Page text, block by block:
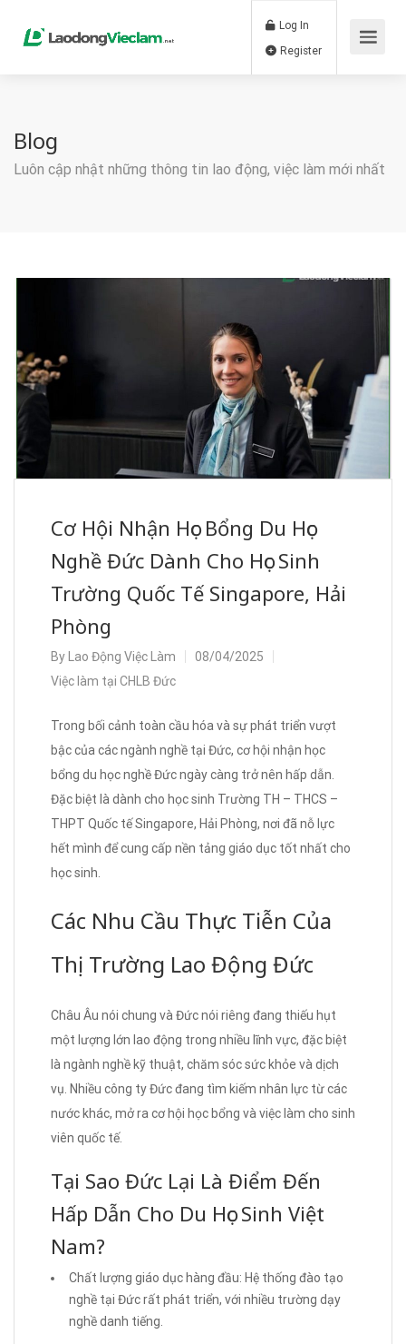
Log In
Blog
Luôn cập nhật những thông tin lao động, việc làm mới nhất
Cơ Hội Nhận Học Bổng Du Học
Nghề Đức Dành Cho Học Sinh
Trường Quốc Tế Singapore, Hải
Phòng
By Lao Động Việc Làm
08/04/2025
Việc làm tại CHLB Đức
Trong bối cảnh toàn cầu hóa và sự phát triển vượt
bậc của các ngành nghề tại Đức, cơ hội nhận học
bổng du học nghề Đức ngày càng trở nên hấp dẫn.
Đặc biệt là dành cho học sinh Trường TH – THCS –
THPT Quốc tế Singapore, Hải Phòng, nơi đã nỗ lực
hết mình để cung cấp nền tảng giáo dục tốt nhất cho
học sinh.
Các Nhu Cầu Thực Tiễn Của
Thị Trường Lao Động Đức
Châu Âu nói chung và Đức nói riêng đang thiếu hụt
một lượng lớn lao động trong nhiều lĩnh vực, đặc biệt
là ngành nghề kỹ thuật, chăm sóc sức khỏe và dịch
vụ. Nhiều công ty Đức đang tìm kiếm nhân lực từ các
nước khác, mở ra cơ hội học bổng và việc làm cho sinh
viên quốc tế.
Tại Sao Đức Lại Là Điểm Đến
Hấp Dẫn Cho Du Học Sinh Việt
Nam?
Chất lượng giáo dục hàng đầu: Hệ thống đào tạo
nghề tại Đức rất phát triển, với nhiều trường dạy
nghề danh tiếng.